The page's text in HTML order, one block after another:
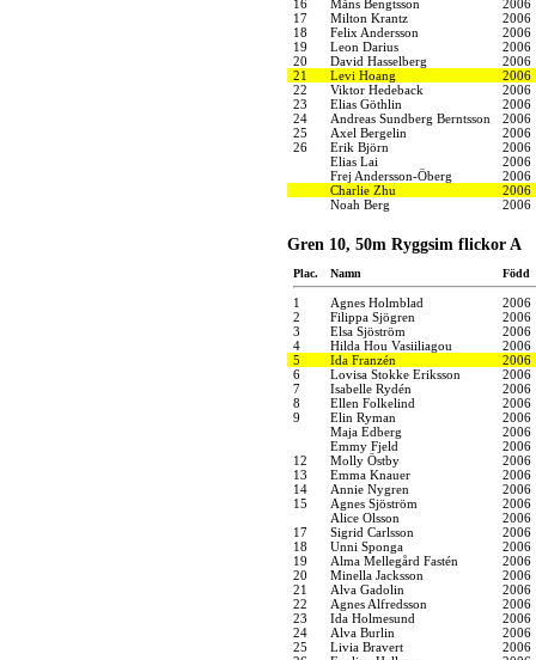
16 Måns Bengtsson
2006
17
Milton Krantz
2006
18
Felix Andersson
2006
19
Leon Darius
2006
20
David Hasselberg
2006
21
Levi Hoang
2006
22
Viktor Hedeback
2006
23
Elias Göthlin
2006
24
Andreas Sundberg Berntsson
2006
25
Axel Bergelin
2006
26
Erik Björn
2006
Elias Lai
2006
Frej Andersson-Öberg
2006
Charlie Zhu
2006
Noah Berg
2006
Gren 10, 50m Ryggsim flickor A
Plac. Namn Född
1 Agnes Holmblad
2006
2
Filippa Sjögren
2006
3
Elsa Sjöström
2006
4
Hilda Hou Vasiiliagou
2006
5
Ida Franzén
2006
6
Lovisa Stokke Eriksson
2006
7
Isabelle Rydén
2006
8
Ellen Folkelind
2006
9
Elin Ryman
2006
Maja Edberg
2006
Emmy Fjeld
2006
12
Molly Östby
2006
13
Emma Knauer
2006
14
Annie Nygren
2006
15
Agnes Sjöström
2006
Alice Olsson
2006
17
Sigrid Carlsson
2006
18
Unni Sponga
2006
19
Alma Mellegård Fastén
2006
20
Minella Jacksson
2006
21
Alva Gadolin
2006
22
Agnes Alfredsson
2006
23
Ida Holmesund
2006
24
Alva Burlin
2006
25
Livia Bravert
2006